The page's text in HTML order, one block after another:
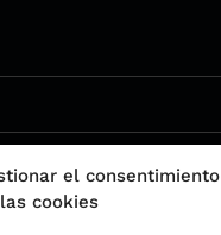
el consentimiento
cookies